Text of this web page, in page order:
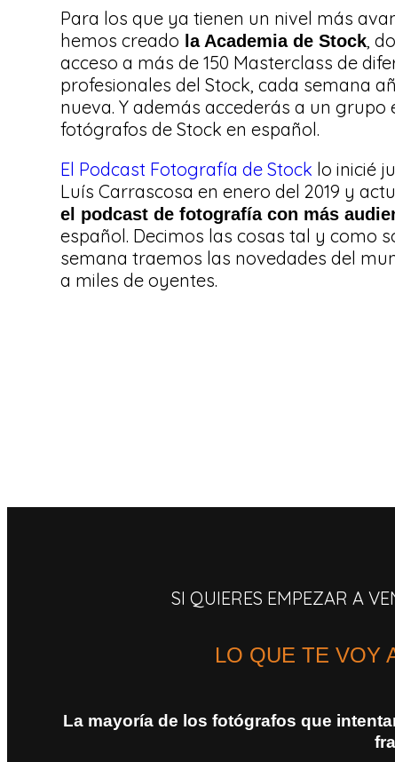
Para los que ya tienen un nivel más
hemos creado la Academia de Stock ,
acceso a más de 150 Masterclass de
profesionales del Stock, cada semana
nueva. Y además accederás a un grupo
fotógrafos de Stock en español.
El Podcast Fotografía de Stock lo inicié
Luís Carrascosa en enero del 2019 y
el podcast de fotografía con más
español. Decimos las cosas tal y como
semana traemos las novedades del
a miles de oyentes.
SI QUIERES EMPEZAR A
LO QUE TE VOY
La mayoría de los fotógrafos que